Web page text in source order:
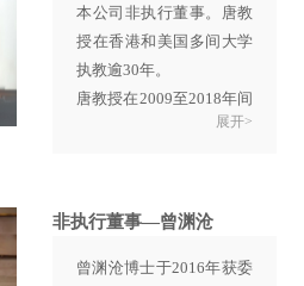
主席；交通部第一公路勘
察设计院之技术员、工程
师、桥梁设计室副主任、
人事处长及副院长；中国
公路桥梁建设总公司之董
国路桥（集团）总公司董
记。
本公司非执行董事。唐教
授在香港和美国多间大学
执教逾30年。
唐教授在2009至2018年间
出任香港理工大学校长及
教授为美国机械工程师学
院士及国际导热率会议资
展开>
非执行董事—曾渊沧
曾渊沧博士于2016年获委